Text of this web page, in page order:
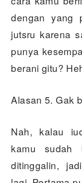
dengan yang
jutsru karena
punya
berani gitu?
Alasan 5. Gak
Nah, kalau
kamu sudah
ditinggalin,